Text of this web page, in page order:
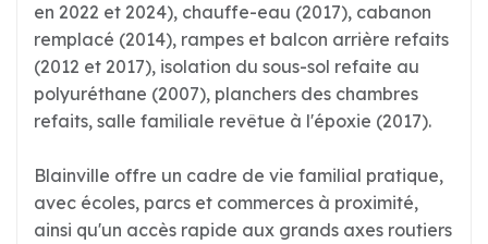
en 2022 et 2024), chauffe-eau (2017), cabanon
remplacé (2014), rampes et balcon arrière refaits
(2012 et 2017), isolation du sous-sol refaite au
polyuréthane (2007), planchers des chambres
refaits, salle familiale revêtue à l'époxie (2017).
Blainville offre un cadre de vie familial pratique,
avec écoles, parcs et commerces à proximité,
ainsi qu'un accès rapide aux grands axes routiers